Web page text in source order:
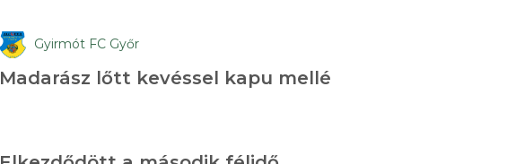
Gyirmót FC Győr
Madarász lőtt kevéssel kapu mellé